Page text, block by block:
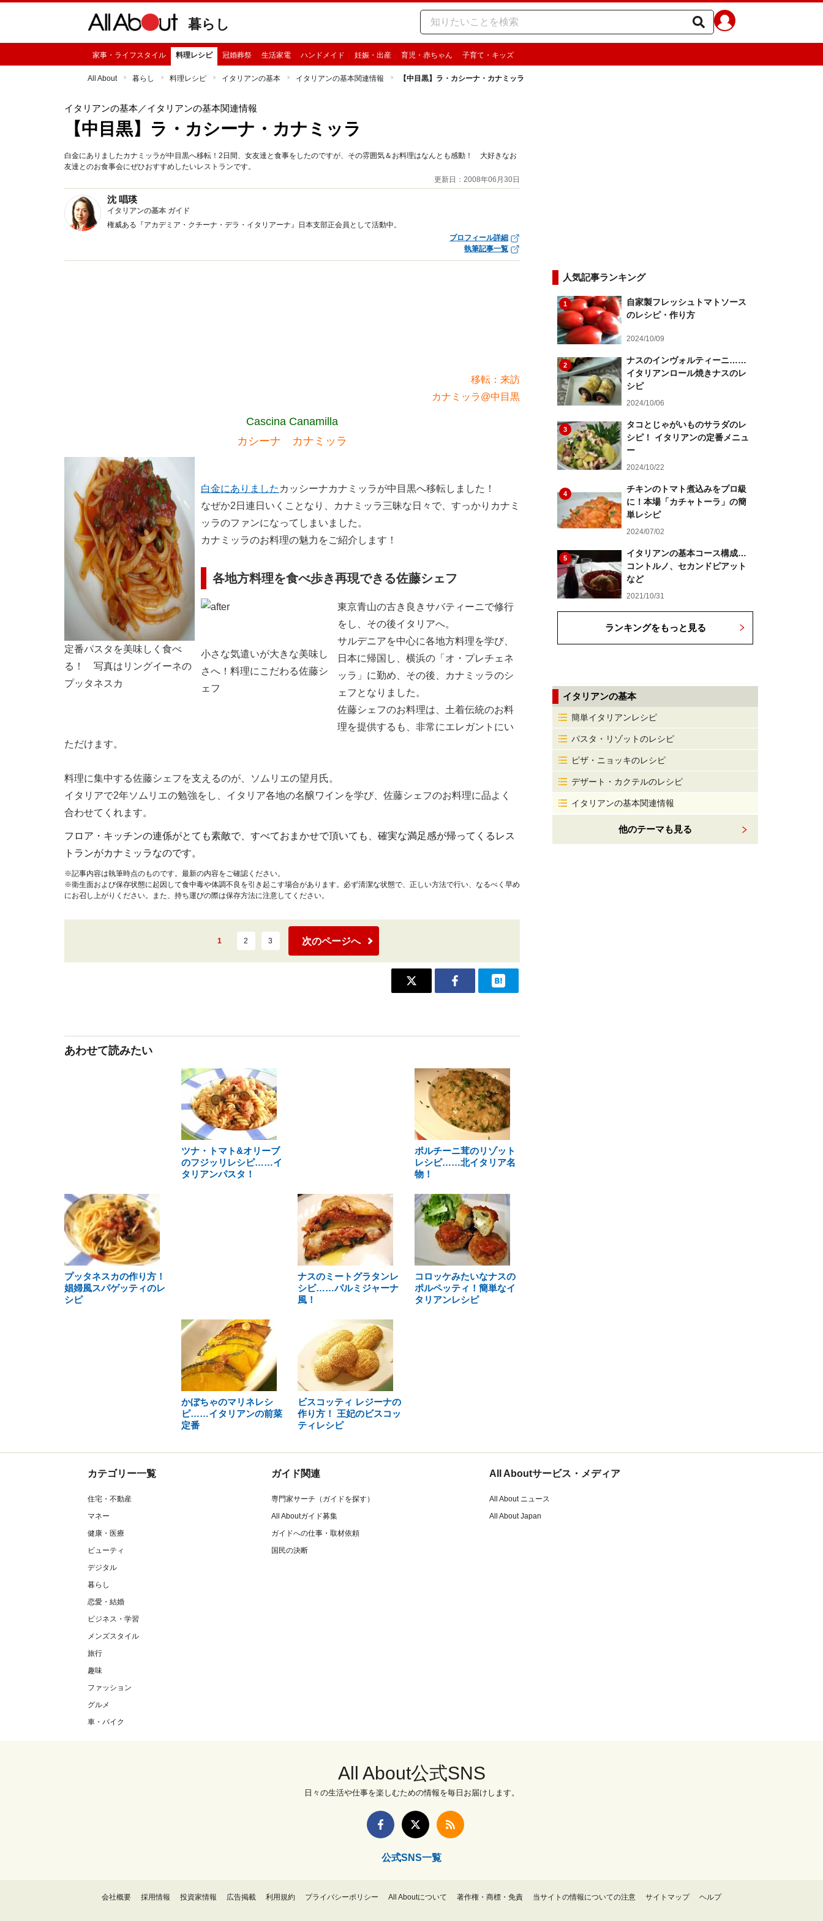
暮らし
家事・ライフスタイル 料理レシピ 冠婚葬祭 生活家電 ハンドメイド 妊娠・出産 育児・赤ちゃん 子育て・キッズ
All About 暮らし 料理レシピ イタリアンの基本 イタリアンの基本関連情報 【中目黒】ラ・カシーナ・カナミッラ
イタリアンの基本／イタリアンの基本関連情報
【中目黒】ラ・カシーナ・カナミッラ
白金にありましたカナミッラが中目黒へ移転！2日間、女友達と食事をしたのですが、その雰囲気＆お料理はなんとも感動！ 大好きなお
友達とのお食事会にぜひおすすめしたいレストランです。
更新日：2008年06月30日
沈 唱瑛
イタリアンの基本 ガイド
権威ある『アカデミア・クチーナ・デラ・イタリアーナ』日本支部正会員として活動中。
プロフィール詳細
執筆記事一覧
移転：来訪
カナミッラ@中目黒
Cascina Canamilla
カシーナ カナミッラ
定番パスタを美味しく食べ
る！ 写真はリングイーネの
プッタネスカ
白金にありました カッシーナカナミッラが中目黒へ移転しました！
なぜか2日連日いくことなり、カナミッラ三昧な日々で、すっかりカナミ
ッラのファンになってしまいました。
カナミッラのお料理の魅力をご紹介します！
各地方料理を食べ歩き再現できる佐藤シェフ
小さな気遣いが大きな美味し
さへ！料理にこだわる佐藤シ
ェフ
東京青山の古き良きサバティーニで修行
をし、その後イタリアへ。
サルデニアを中心に各地方料理を学び、
日本に帰国し、横浜の「オ・プレチェネ
ッラ」に勤め、その後、カナミッラのシ
ェフとなりました。
佐藤シェフのお料理は、土着伝統のお料
理を提供するも、非常にエレガントにい
ただけます。
料理に集中する佐藤シェフを支えるのが、ソムリエの望月氏。
イタリアで2年ソムリエの勉強をし、イタリア各地の名醸ワインを学び、佐藤シェフのお料理に品よく
合わせてくれます。
フロア・キッチンの連係がとても素敵で、すべておまかせで頂いても、確実な満足感が帰ってくるレス
トランがカナミッラなのです。
※記事内容は執筆時点のものです。最新の内容をご確認ください。
※衛生面および保存状態に起因して食中毒や体調不良を引き起こす場合があります。必ず清潔な状態で、正しい方法で行い、なるべく早め
にお召し上がりください。また、持ち運びの際は保存方法に注意してください。
1 2 3 次のページへ
あわせて読みたい
ツナ・トマト&オリーブ
のフジッリレシピ……イ
タリアンパスタ！
ポルチーニ茸のリゾット
レシピ……北イタリア名
物！
プッタネスカの作り方！
娼婦風スパゲッティのレ
シピ
ナスのミートグラタンレ
シピ……パルミジャーナ
風！
コロッケみたいなナスの
ポルペッティ！簡単なイ
タリアンレシピ
かぼちゃのマリネレシ
ピ……イタリアンの前菜
定番
ビスコッティ レジーナの
作り方！ 王妃のビスコッ
ティレシピ
人気記事ランキング
1
自家製フレッシュトマトソース
のレシピ・作り方
2024/10/09
2
ナスのインヴォルティーニ……
イタリアンロール焼きナスのレ
シピ
2024/10/06
3
タコとじゃがいものサラダのレ
シピ！ イタリアンの定番メニュ
ー
2024/10/22
4
チキンのトマト煮込みをプロ級
に！本場「カチャトーラ」の簡
単レシピ
2024/07/02
5
イタリアンの基本コース構成…
コントルノ、セカンドピアット
など
2021/10/31
ランキングをもっと見る
イタリアンの基本
簡単イタリアンレシピ
パスタ・リゾットのレシピ
ピザ・ニョッキのレシピ
デザート・カクテルのレシピ
イタリアンの基本関連情報
他のテーマも見る
カテゴリー一覧
住宅・不動産
マネー
健康・医療
ビューティ
デジタル
暮らし
恋愛・結婚
ビジネス・学習
メンズスタイル
旅行
趣味
ファッション
グルメ
車・バイク
ガイド関連
専門家サーチ（ガイドを探す）
All Aboutガイド募集
ガイドへの仕事・取材依頼
国民の決断
All Aboutサービス・メディア
All About ニュース
All About Japan
All About公式SNS
日々の生活や仕事を楽しむための情報を毎日お届けします。
公式SNS一覧
会社概要 採用情報 投資家情報 広告掲載 利用規約 プライバシーポリシー All Aboutについて 著作権・商標・免責 当サイトの情報についての注意 サイトマップ ヘルプ